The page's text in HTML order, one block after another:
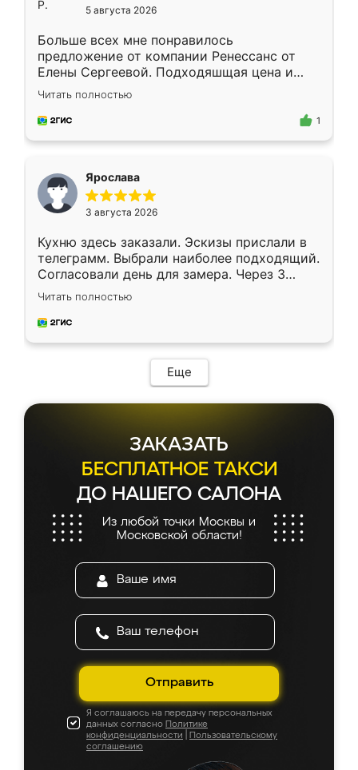
5 августа 2026
Больше всех мне понравилось
предложение от компании Ренессанс от
Елены Сергеевой. Подходяшщая цена и
короткие сроки изготовления. Приехавший
для замера сотрудник Владислав
предложил по моему эскизу самый
Читать полностью
1
Ярослава
3 августа 2026
Кухню здесь заказали. Эскизы прислали в
телеграмм. Выбрали наиболее подходящий.
Согласовали день для замера. Через 3
недели кухня была уже готова. Остались
довольны работой. Спасибо Ренессанс
мебель за качественную работу!
Читать полностью
Еще
ЗАКАЗАТЬ
БЕСПЛАТНОЕ ТАКСИ
ДО НАШЕГО САЛОНА
Из любой точки Москвы и
Московской области!
Отправить
Я соглашаюсь на передачу персональных
данных согласно Политике
конфиденциальности
Пользовательскому
соглашению